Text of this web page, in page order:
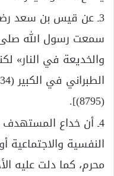
3ـ عن قيس بن سعد
سمعت رسول الله صلى
والخديعة في النار»
(8795)].
4ـ أن خداع المستهدف
النفسية والاجتماعية
محرم، كما دلت عليه